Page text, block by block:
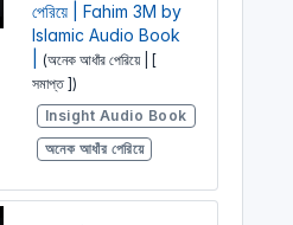
পেরিয়ে | Fahim 3M by
Islamic Audio Book
(অনেক আধাঁর পেরিয়ে | [
সমাপ্ত ])
Insight Audio Book
অনেক আধাঁর পেরিয়ে